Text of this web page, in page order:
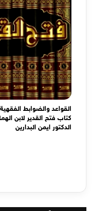
القواعد والضوابط
كتاب فتح القدير لابن
الدكتور ايمن البدارين